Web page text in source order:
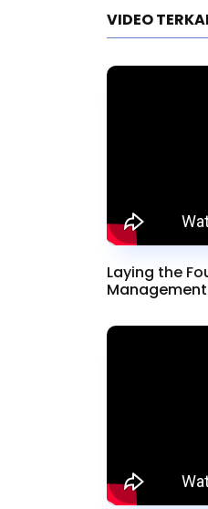
VIDEO
Laying the